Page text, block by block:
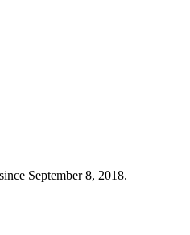
September 8, 2018.